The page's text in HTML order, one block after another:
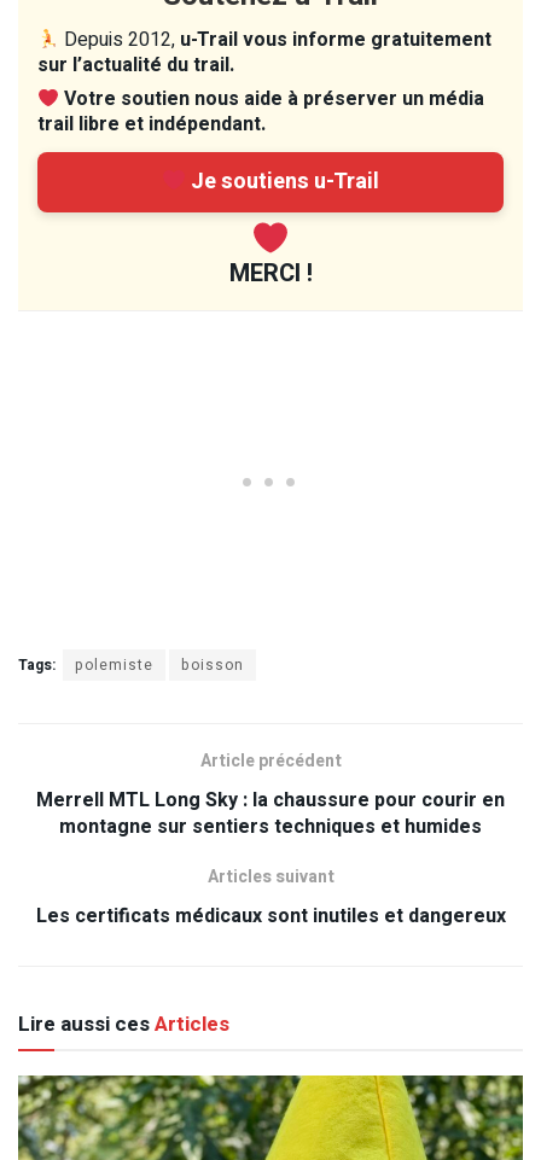
Depuis 2012, u-Trail vous informe gratuitement
sur l’actualité du trail.
Votre soutien nous aide à préserver un média
trail libre et indépendant.
Je soutiens u-Trail
MERCI !
Tags: polemiste boisson
Article précédent
Merrell MTL Long Sky : la chaussure pour courir en
montagne sur sentiers techniques et humides
Articles suivant
Les certificats médicaux sont inutiles et dangereux
Lire aussi cesArticles